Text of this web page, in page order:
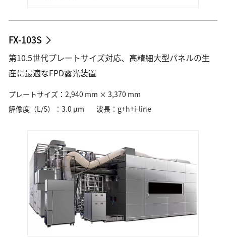
FX-103S
第10.5世代プレートサイズ対応、高精細大型パネルの生
産に最適なFPD露光装置
プレートサイズ：2,940 mm × 3,370 mm
解像度（L/S）：3.0 µm
波長：g+h+i-line